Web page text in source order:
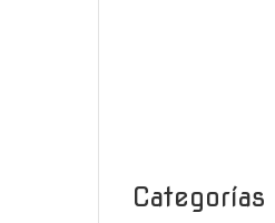
Categorías